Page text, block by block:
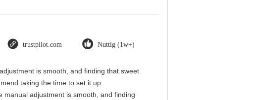
trustpilot.com Nuttig (1w+)
is smooth, and finding that sweet
taking the time to set it up
manual adjustment is smooth, and finding